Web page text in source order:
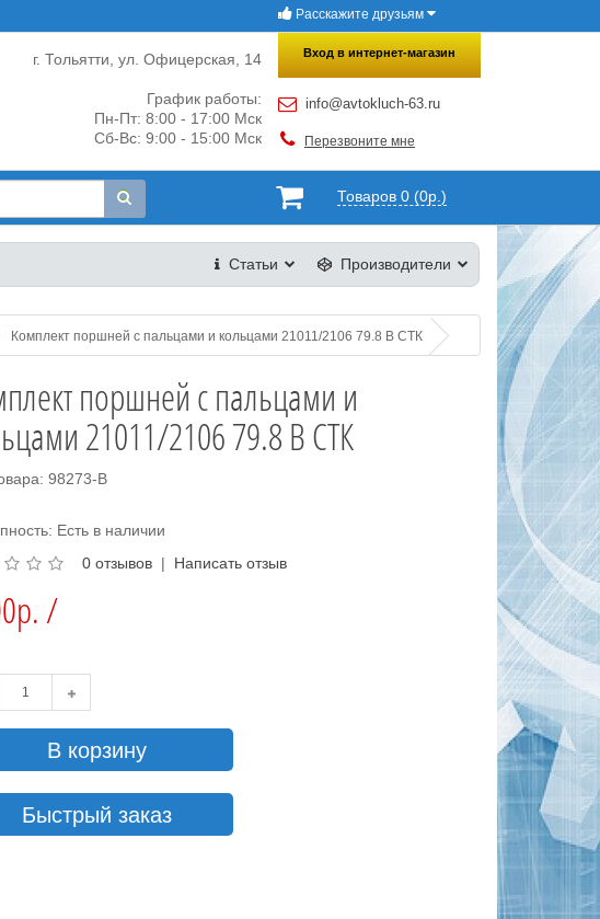
×
Расскажите друзьям
Вход в интернет-магазин
info@avtokluch-63.ru
Перезвоните мне
г. Тольятти, ул. Офицерская, 14
График работы:
Пн-Пт: 8:00 - 17:00 Мск
Сб-Вс: 9:00 - 15:00 Мск
Товаров 0 (0р.)
Производители
Статьи
Комплект поршней с пальцами и кольцами 21011/2106 79.8 B СТК
поршней с пальцами и
21011/2106 79.8 B СТК
98273-B
Есть в наличии
0 отзывов | Написать отзыв
/
В корзину
Быстрый заказ